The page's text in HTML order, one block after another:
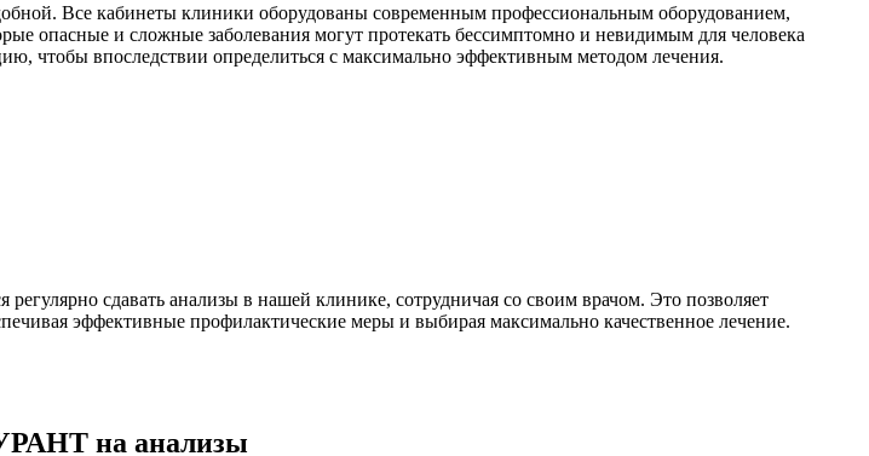
Все кабинеты клиники оборудованы современным профессиональным оборудованием,
опасные и сложные заболевания могут протекать бессимптомно и невидимым для человека
чтобы впоследствии определиться с максимально эффективным методом лечения.
сдавать анализы в нашей клинике, сотрудничая со своим врачом. Это позволяет
эффективные профилактические меры и выбирая максимально качественное лечение.
на анализы